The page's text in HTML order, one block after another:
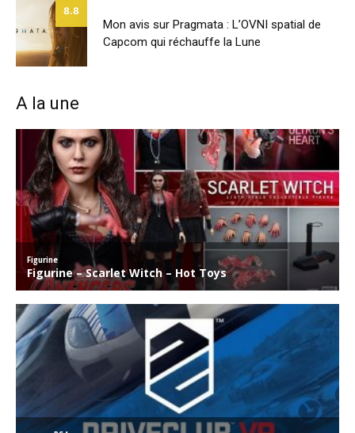
8.8
Mon avis sur Pragmata : L’OVNI spatial de
Capcom qui réchauffe la Lune
A la une